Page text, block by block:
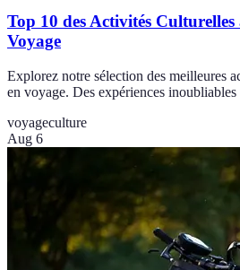
Top 10 des Activités
Voyage
Explorez notre sélection des meilleures
en voyage. Des expériences inoubliables
voyageculture
Aug 6